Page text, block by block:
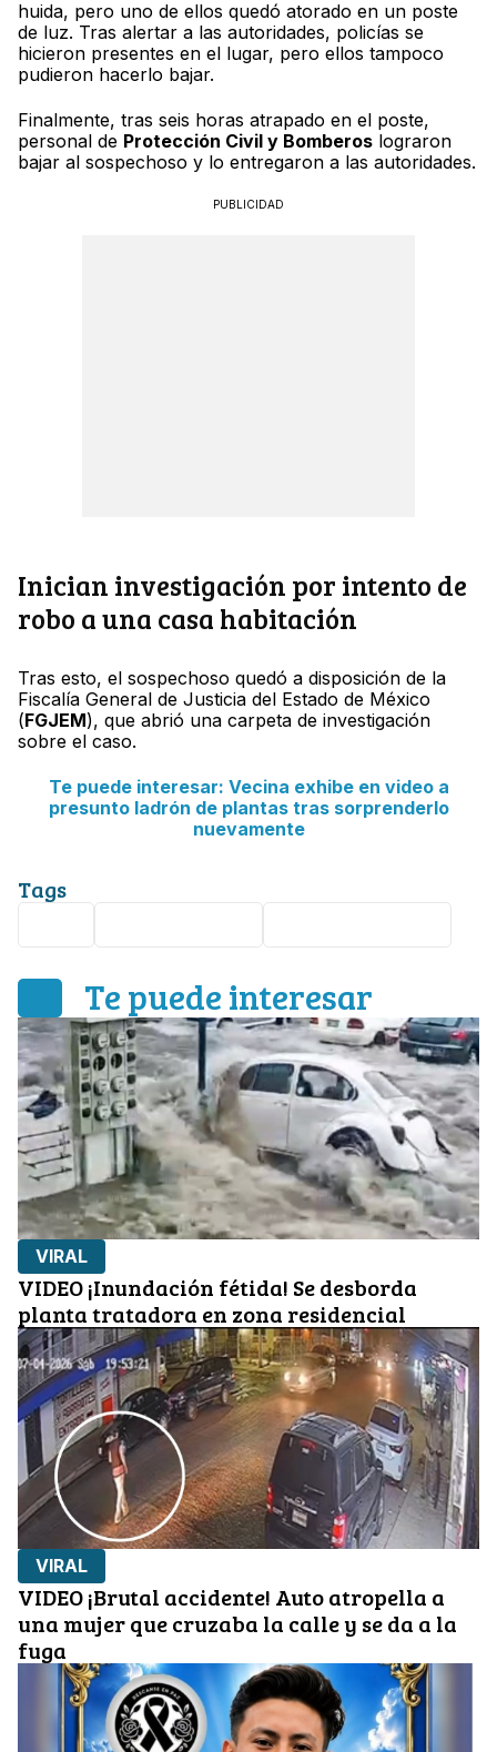
huida, pero uno de ellos quedó atorado en un poste
de luz. Tras alertar a las autoridades, policías se
hicieron presentes en el lugar, pero ellos tampoco
pudieron hacerlo bajar.
Finalmente, tras seis horas atrapado en el poste,
personal de Protección Civil y Bomberos lograron
bajar al sospechoso y lo entregaron a las autoridades.
PUBLICIDAD
Inician investigación por intento de
robo a una casa habitación
Tras esto, el sospechoso quedó a disposición de la
Fiscalía General de Justicia del Estado de México
(FGJEM), que abrió una carpeta de investigación
sobre el caso.
Te puede interesar: Vecina exhibe en video a
presunto ladrón de plantas tras sorprenderlo
nuevamente
Tags
Te puede interesar
VIRAL
VIDEO ¡Inundación fétida! Se desborda
planta tratadora en zona residencial
VIRAL
VIDEO ¡Brutal accidente! Auto atropella a
una mujer que cruzaba la calle y se da a la
fuga